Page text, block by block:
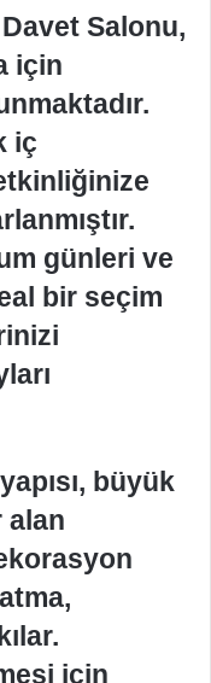
Salonu,
için
iç
günleri ve
bir seçim
büyük
alan
için